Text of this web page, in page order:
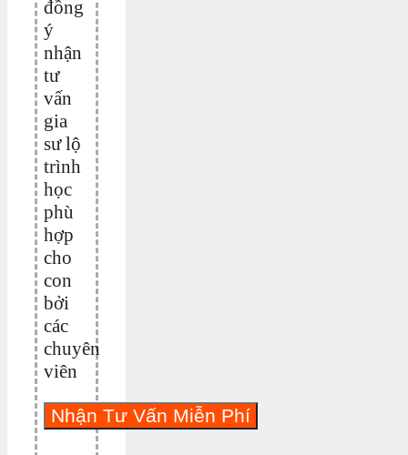
đồng
ý
nhận
tư
vấn
gia
sư lộ
trình
học
phù
hợp
cho
con
bởi
các
chuyên
viên